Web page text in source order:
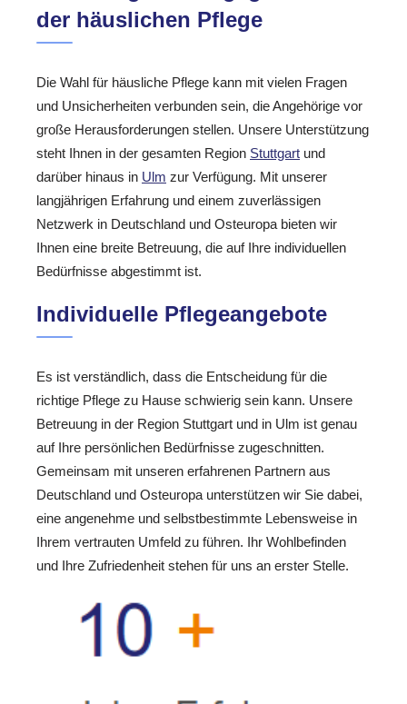
der häuslichen Pflege
Die Wahl für häusliche Pflege kann mit vielen Fragen
und Unsicherheiten verbunden sein, die Angehörige vor
große Herausforderungen stellen. Unsere Unterstützung
steht Ihnen in der gesamten Region Stuttgart und
darüber hinaus in Ulm zur Verfügung. Mit unserer
langjährigen Erfahrung und einem zuverlässigen
Netzwerk in Deutschland und Osteuropa bieten wir
Ihnen eine breite Betreuung, die auf Ihre individuellen
Bedürfnisse abgestimmt ist.
Individuelle Pflegeangebote
Es ist verständlich, dass die Entscheidung für die
richtige Pflege zu Hause schwierig sein kann. Unsere
Betreuung in der Region Stuttgart und in Ulm ist genau
auf Ihre persönlichen Bedürfnisse zugeschnitten.
Gemeinsam mit unseren erfahrenen Partnern aus
Deutschland und Osteuropa unterstützen wir Sie dabei,
eine angenehme und selbstbestimmte Lebensweise in
Ihrem vertrauten Umfeld zu führen. Ihr Wohlbefinden
und Ihre Zufriedenheit stehen für uns an erster Stelle.